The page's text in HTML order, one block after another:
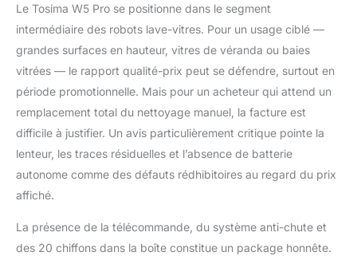
chiffons propres et
secs pour un
nettoyage toujours
efficace, ou de nettoyer
plusieurs grandes
surfaces sans avoir à
les laver
immédiatement.
Le Tosima W5 Pro se positionne dans le segment
intermédiaire des robots lave-vitres. Pour un usage ciblé —
grandes surfaces en hauteur, vitres de véranda ou baies
vitrées — le rapport qualité-prix peut se défendre, surtout en
période promotionnelle. Mais pour un acheteur qui attend un
remplacement total du nettoyage manuel, la facture est
difficile à justifier. Un avis particulièrement critique pointe la
lenteur, les traces résiduelles et l’absence de batterie
autonome comme des défauts rédhibitoires au regard du prix
affiché.
La présence de la télécommande, du système anti-chute et
des 20 chiffons dans la boîte constitue un package honnête.